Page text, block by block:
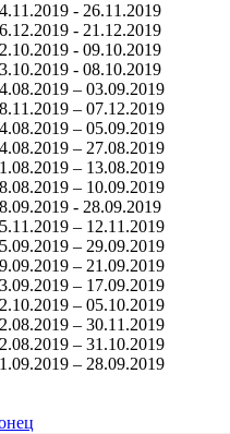
- 26.11.2019
- 21.12.2019
- 09.10.2019
- 08.10.2019
– 03.09.2019
– 07.12.2019
– 05.09.2019
– 27.08.2019
– 13.08.2019
– 10.09.2019
- 28.09.2019
– 12.11.2019
– 29.09.2019
– 21.09.2019
– 17.09.2019
– 05.10.2019
– 30.11.2019
– 31.10.2019
– 28.09.2019